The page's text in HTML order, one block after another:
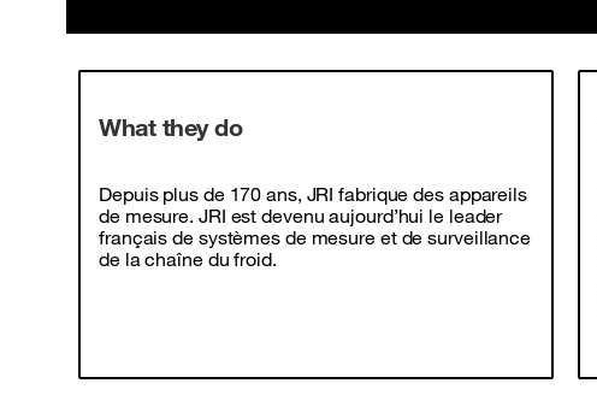
What they do
Depuis plus de 170 ans, JRI fabrique des appareils
de mesure. JRI est devenu aujourd’hui le leader
français de systèmes de mesure et de surveillance
de la chaîne du froid.